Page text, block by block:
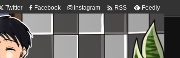
Twitter Facebook Instagram  RSS Feedly